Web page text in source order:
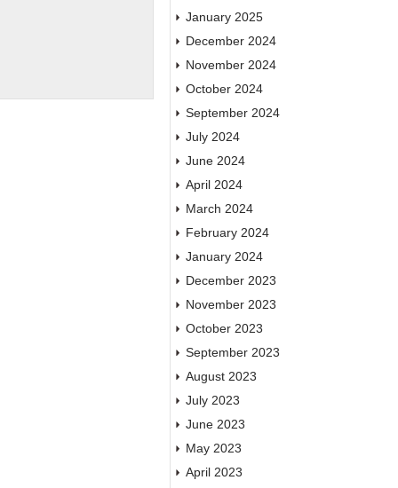
January 2025
December 2024
November 2024
October 2024
September 2024
July 2024
June 2024
April 2024
March 2024
February 2024
January 2024
December 2023
November 2023
October 2023
September 2023
August 2023
July 2023
June 2023
May 2023
April 2023